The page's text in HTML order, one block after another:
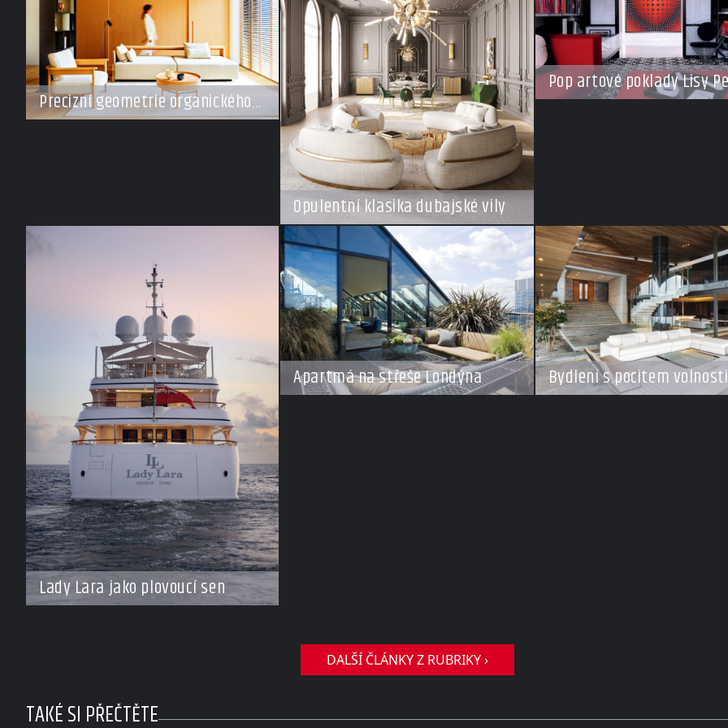
Precizní geometrie organického
klidu
Opulentní klasika dubajské vily
Pop artové poklady Lisy
Lady Lara jako plovoucí sen
Apartmá na střeše Londýna Bydlení s pocitem volnosti
mořeplavců
DALŠÍ ČLÁNKY Z RUBRIKY ›
TAKÉ SI PŘEČTĚTE